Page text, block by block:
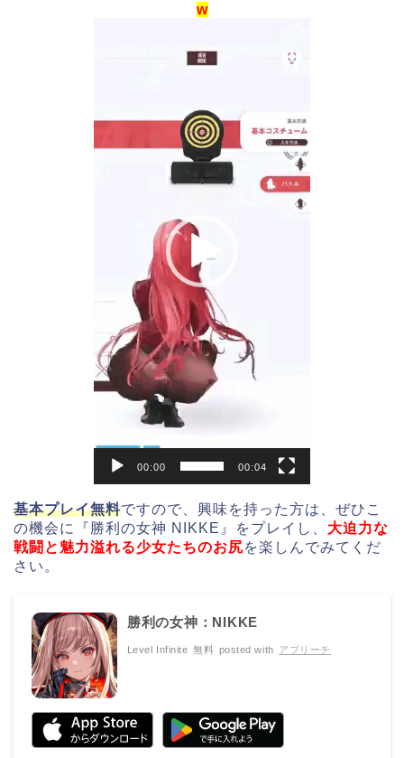
w
プ
ヤ
ー
00:00 00:04
基本プレイ無料ですので、興味を持った方は、ぜひこ
の機会に『勝利の女神 NIKKE』をプレイし、 大迫力な
戦闘と魅力溢れる少女たちのお尻を楽しんでみてくだ
さい。
勝利の女神：NIKKE
Level Infinite 無料 posted with アプリーチ